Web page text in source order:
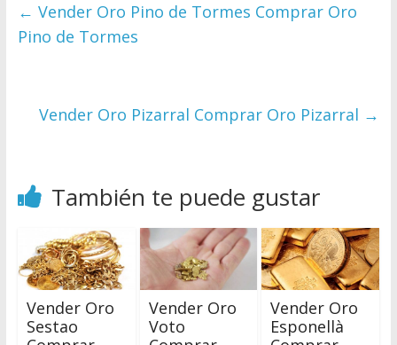
← Vender Oro Pino de Tormes Comprar Oro
Pino de Tormes
Vender Oro Pizarral Comprar Oro Pizarral →
También te puede gustar
Vender Oro
Sestao
Vender Oro
Voto
Vender Oro
Esponellà